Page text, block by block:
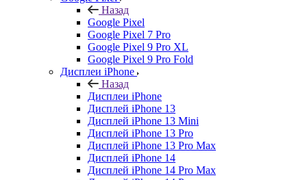
Назад
Google Pixel
Google Pixel 7 Pro
Google Pixel 9 Pro XL
Google Pixel 9 Pro Fold
Дисплеи iPhone
Назад
Дисплеи iPhone
Дисплей iPhone 13
Дисплей iPhone 13 Mini
Дисплей iPhone 13 Pro
Дисплей iPhone 13 Pro Max
Дисплей iPhone 14
Дисплей iPhone 14 Pro Max